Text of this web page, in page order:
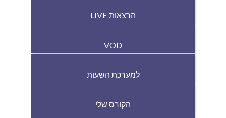
הרצאות LIVE
VOD
למערכת השעות
הקורס שלי